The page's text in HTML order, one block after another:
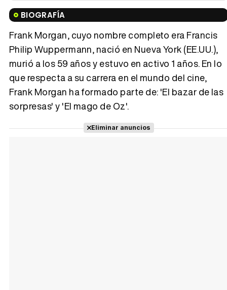
Tráiler en español de 'La isla olvidada'
Tráiler 'Vida perra' (2026)
BIOGRAFÍA
Frank Morgan, cuyo nombre completo era Francis
Philip Wuppermann, nació en Nueva York (EE.UU.),
murió a los 59 años y estuvo en activo 1 años. En lo
que respecta a su carrera en el mundo del cine,
Frank Morgan ha formado parte de: 'El bazar de las
sorpresas' y 'El mago de Oz'.
Eliminar anuncios